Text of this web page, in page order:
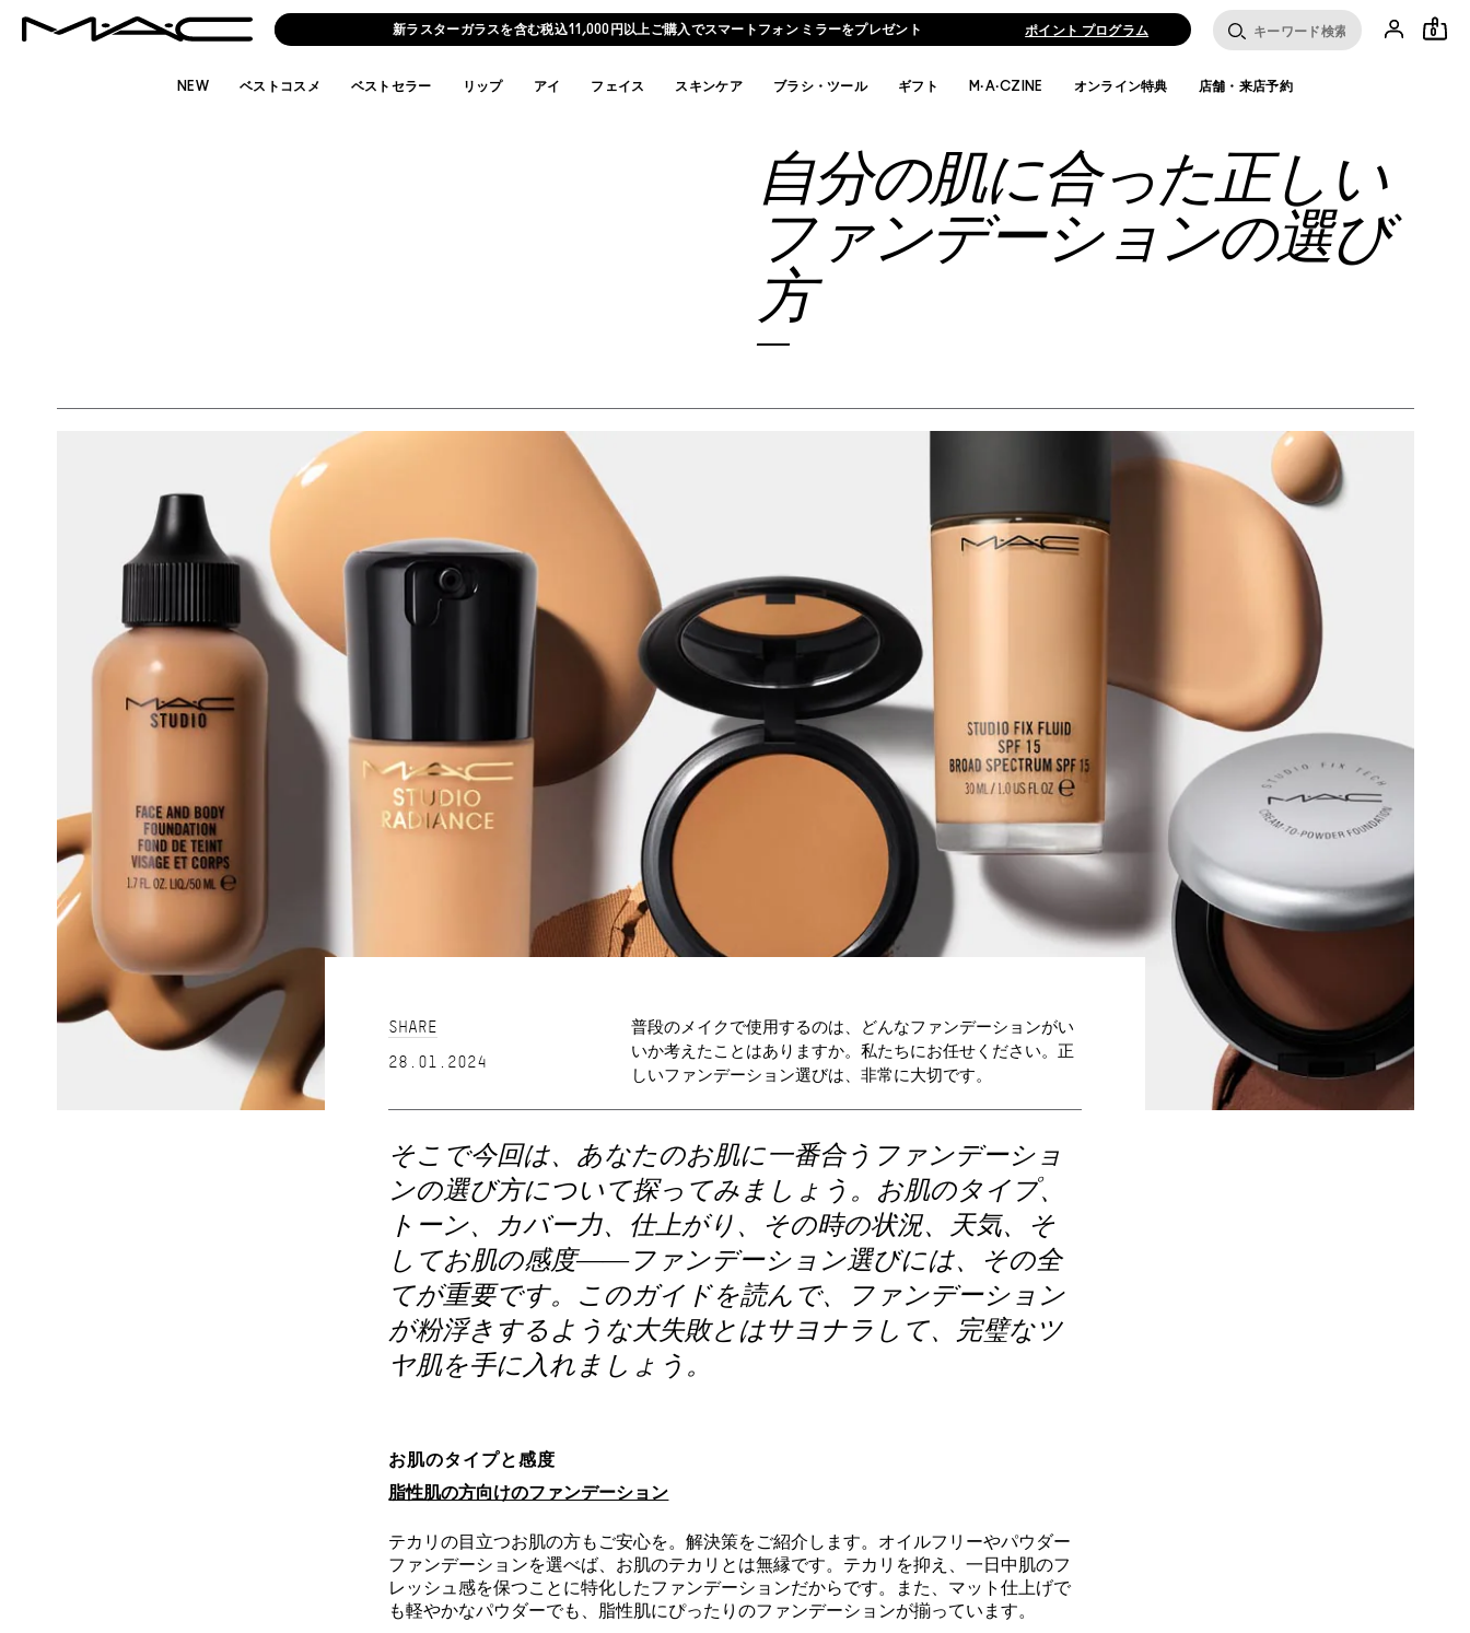
新ラスターガラスを含む税込11,000円以上ご購入でスマートフォン ミラーをプレゼント ポイント プログラム 0
NEW ベストコスメ ベストセラー リップ アイ フェイス スキンケア ブラシ・ツール ギフト M·A·CZINE オンライン特典 店舗・来店予約
自分の肌に合った正しい
ファンデーションの選び
方
SHARE
28.01.2024
普段のメイクで使用するのは、どんなファンデーションがい
いか考えたことはありますか。私たちにお任せください。正
しいファンデーション選びは、非常に大切です。
そこで今回は、あなたのお肌に一番合うファンデーショ
ンの選び方について探ってみましょう。お肌のタイプ、
トーン、カバー力、仕上がり、その時の状況、天気、そ
してお肌の感度――ファンデーション選びには、その全
てが重要です。このガイドを読んで、ファンデーション
が粉浮きするような大失敗とはサヨナラして、完璧なツ
ヤ肌を手に入れましょう。
お肌のタイプと感度
脂性肌の方向けのファンデーション
テカリの目立つお肌の方もご安心を。解決策をご紹介します。オイルフリーやパウダー
ファンデーションを選べば、お肌のテカリとは無縁です。テカリを抑え、一日中肌のフ
レッシュ感を保つことに特化したファンデーションだからです。また、マット仕上げで
も軽やかなパウダーでも、脂性肌にぴったりのファンデーションが揃っています。